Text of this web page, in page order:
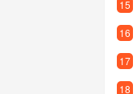
15
16
17
18